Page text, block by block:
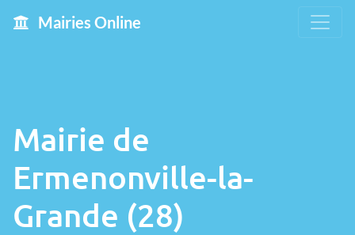
Mairies Online
Mairie de
Ermenonville-la-
Grande (28)